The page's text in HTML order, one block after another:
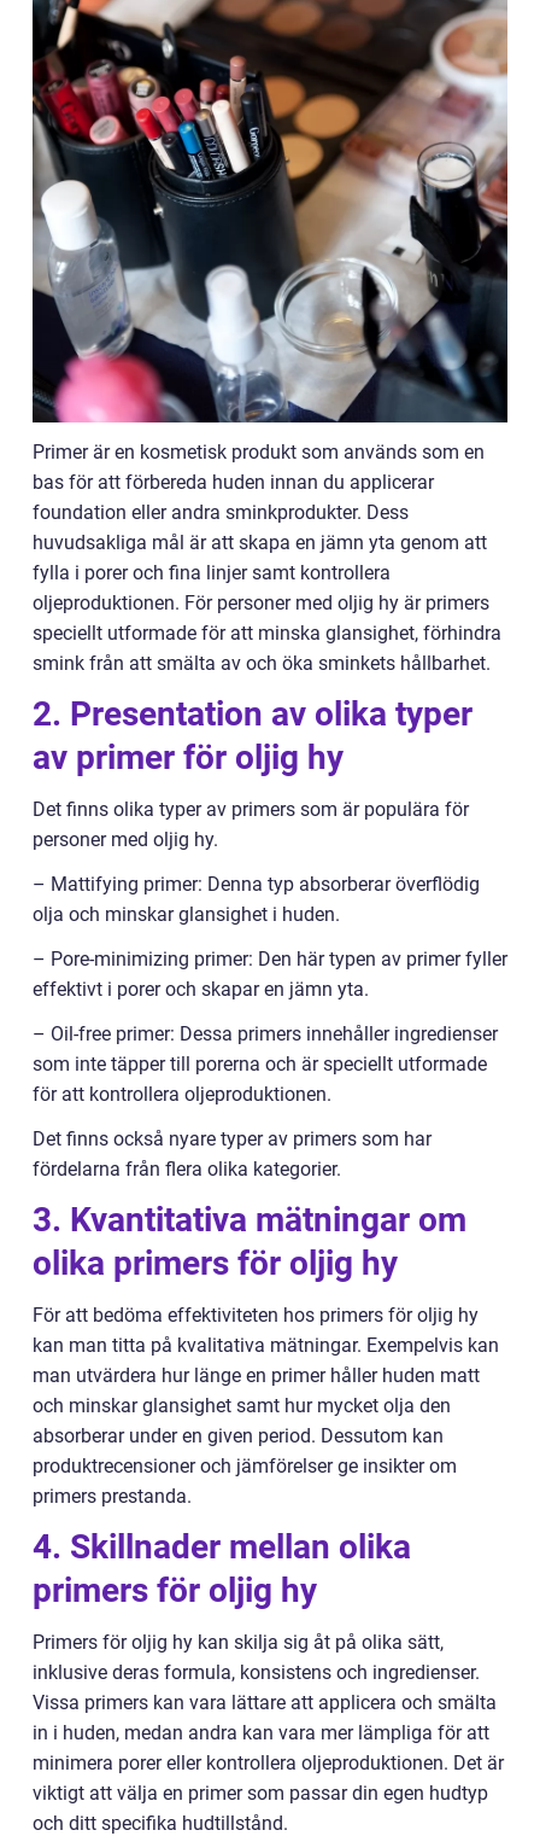
Primer är en kosmetisk produkt som används som en
bas för att förbereda huden innan du applicerar
foundation eller andra sminkprodukter. Dess
huvudsakliga mål är att skapa en jämn yta genom att
fylla i porer och fina linjer samt kontrollera
oljeproduktionen. För personer med oljig hy är primers
speciellt utformade för att minska glansighet, förhindra
smink från att smälta av och öka sminkets hållbarhet.
2. Presentation av olika typer
av primer för oljig hy
Det finns olika typer av primers som är populära för
personer med oljig hy.
– Mattifying primer: Denna typ absorberar överflödig
olja och minskar glansighet i huden.
– Pore-minimizing primer: Den här typen av primer fyller
effektivt i porer och skapar en jämn yta.
– Oil-free primer: Dessa primers innehåller ingredienser
som inte täpper till porerna och är speciellt utformade
för att kontrollera oljeproduktionen.
Det finns också nyare typer av primers som har
fördelarna från flera olika kategorier.
3. Kvantitativa mätningar om
olika primers för oljig hy
För att bedöma effektiviteten hos primers för oljig hy
kan man titta på kvalitativa mätningar. Exempelvis kan
man utvärdera hur länge en primer håller huden matt
och minskar glansighet samt hur mycket olja den
absorberar under en given period. Dessutom kan
produktrecensioner och jämförelser ge insikter om
primers prestanda.
4. Skillnader mellan olika
primers för oljig hy
Primers för oljig hy kan skilja sig åt på olika sätt,
inklusive deras formula, konsistens och ingredienser.
Vissa primers kan vara lättare att applicera och smälta
in i huden, medan andra kan vara mer lämpliga för att
minimera porer eller kontrollera oljeproduktionen. Det är
viktigt att välja en primer som passar din egen hudtyp
och ditt specifika hudtillstånd.